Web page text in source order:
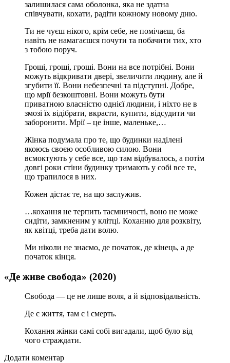
залишилася сама оболонка, яка не здатна
співчувати, кохати, радіти кожному новому дню.
Ти не чуєш нікого, крім себе, не помічаєш, ба
навіть не намагаєшся почути та побачити тих, хто
з тобою поруч.
Гроші, гроші, гроші. Вони на все потрібні. Вони
можуть відкривати двері, звеличити людину, але й
згубити її. Вони небезпечні та підступні. Добре,
що мрії безкоштовні. Вони можуть бути
приватною власністю однієї людини, і ніхто не в
змозі їх відібрати, вкрасти, купити, відсудити чи
заборонити. Мрії – це інше, маленьке,…
Жінка подумала про те, що будинки наділені
якоюсь своєю особливою силою. Вони
всмоктують у себе все, що там відбувалось, а потім
довгі роки стіни будинку тримають у собі все те,
що трапилося в них.
Кожен дістає те, на що заслужив.
…кохання не терпить таємничості, воно не може
сидіти, замкненим у клітці. Коханню для розквіту,
як квітці, треба дати волю.
Ми ніколи не знаємо, де початок, де кінець, а де
початок кінця.
«Де живе свобода» (2020)
Свобода — це не лише воля, а й відповідальність.
Де є життя, там є і смерть.
Кохання жінки самі собі вигадали, щоб було від
чого страждати.
Додати коментар